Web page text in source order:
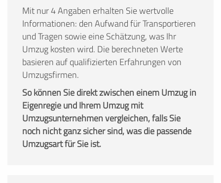
Mit nur 4 Angaben erhalten Sie wertvolle
Informationen: den Aufwand für Transportieren
und Tragen sowie eine Schätzung, was Ihr
Umzug kosten wird. Die berechneten Werte
basieren auf qualifizierten Erfahrungen von
Umzugsfirmen.
So können Sie direkt zwischen einem Umzug in
Eigenregie und Ihrem Umzug mit
Umzugsunternehmen vergleichen, falls Sie
noch nicht ganz sicher sind, was die passende
Umzugsart für Sie ist.